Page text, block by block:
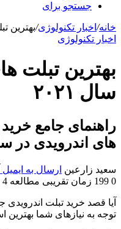
جستجو برای
خانه/ اخبار تکنولوژی/بهترین
اخبار تکنولوژی
بهترین تبلت
سال ۲۰۲۱
راهنمای جامع خرید
های اندرویدی در سال
سعید زارعین ارسال به ایمیل
0
زمان تقریبی مطالعه 4 دقیقه
آیا قصد خرید تبلت اندرویدی
توجه به نیازهای شما بهترین